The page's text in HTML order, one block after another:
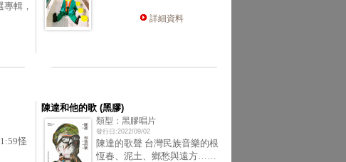
輯，
詳細資料
怪
陳達和他的歌 (黑膠)
類型：黑膠唱片
發行日:2022/09/02
陳達的歌聲 台灣民族音樂的根
恆春、泥土、鄉愁與遠方……